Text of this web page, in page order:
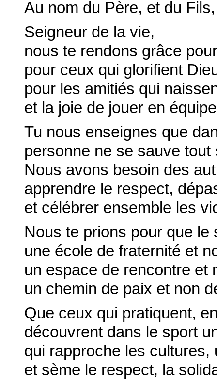
Au nom du Père, et du
Seigneur de la vie,
nous te rendons grâce
pour ceux qui glorifient
pour les amitiés qui
et la joie de jouer en
Tu nous enseignes que
personne ne se sauve tout
Nous avons besoin des
apprendre le respect,
et célébrer ensemble les
Nous te prions pour que le
une école de fraternité et
un espace de rencontre et
un chemin de paix et non
Que ceux qui pratiquent,
découvrent dans le sport
qui rapproche les cultures,
et sème le respect, la